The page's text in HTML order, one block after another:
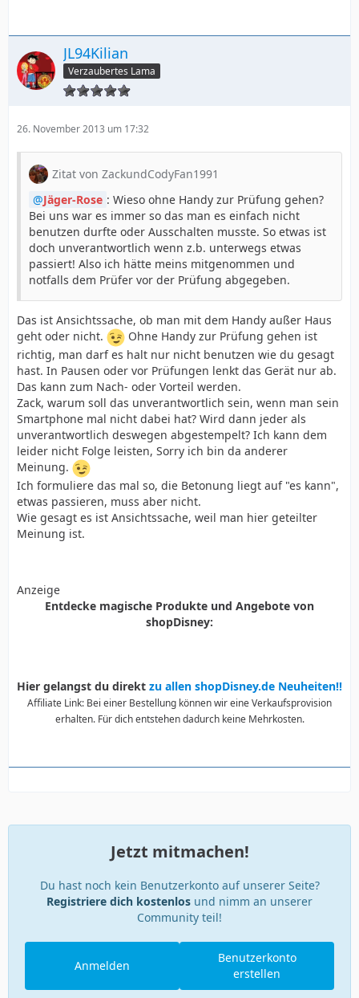
JL94Kilian
Verzaubertes Lama
26. November 2013 um 17:32
Zitat von ZackundCodyFan1991
Jäger-Rose : Wieso ohne Handy zur Prüfung gehen?
Bei uns war es immer so das man es einfach nicht
benutzen durfte oder Ausschalten musste. So etwas ist
doch unverantwortlich wenn z.b. unterwegs etwas
passiert! Also ich hätte meins mitgenommen und
notfalls dem Prüfer vor der Prüfung abgegeben.
Das ist Ansichtssache, ob man mit dem Handy außer Haus
geht oder nicht.
Ohne Handy zur Prüfung gehen ist
richtig, man darf es halt nur nicht benutzen wie du gesagt
hast. In Pausen oder vor Prüfungen lenkt das Gerät nur ab.
Das kann zum Nach- oder Vorteil werden.
Zack, warum soll das unverantwortlich sein, wenn man sein
Smartphone mal nicht dabei hat? Wird dann jeder als
unverantwortlich deswegen abgestempelt? Ich kann dem
leider nicht Folge leisten, Sorry ich bin da anderer
Meinung.
Ich formuliere das mal so, die Betonung liegt auf "es kann",
etwas passieren, muss aber nicht.
Wie gesagt es ist Ansichtssache, weil man hier geteilter
Meinung ist.
Anzeige
Entdecke magische Produkte und Angebote von
shopDisney:
Hier gelangst du direkt zu allen shopDisney.de Neuheiten!!
Affiliate Link: Bei einer Bestellung können wir eine Verkaufsprovision
erhalten. Für dich entstehen dadurch keine Mehrkosten.
Jetzt mitmachen!
Du hast noch kein Benutzerkonto auf unserer Seite?
Registriere dich kostenlos und nimm an unserer
Community teil!
Benutzerkonto
erstellen
Anmelden